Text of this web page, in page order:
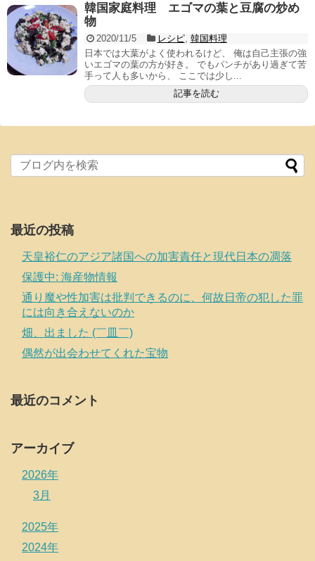
韓国家庭料理 エゴマの葉と豆腐の炒め
物
2020/11/5 レシピ, 韓国料理
日本では大葉がよく使われるけど、 俺は自己主張の強
いエゴマの葉の方が好き。 でもパンチがあり過ぎて苦
手って人も多いから、 ここでは少し...
記事を読む
最近の投稿
天皇裕仁のアジア諸国への加害責任と現代日本の凋落
保護中: 海産物情報
通り魔や性加害は批判できるのに、何故日帝の犯した罪
には向き合えないのか
畑、出ました (￣皿￣)
偶然が出会わせてくれた宝物
最近のコメント
アーカイブ
2026年
3月
2025年
2024年